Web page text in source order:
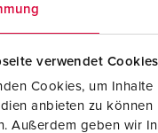
verwendet Cookies
Cookies, um
anbieten zu
Außerdem geben wir